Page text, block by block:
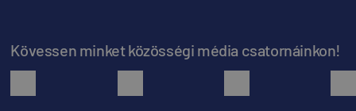
Kövessen minket közösségi média csatornáinkon!
facebook youtube instagram